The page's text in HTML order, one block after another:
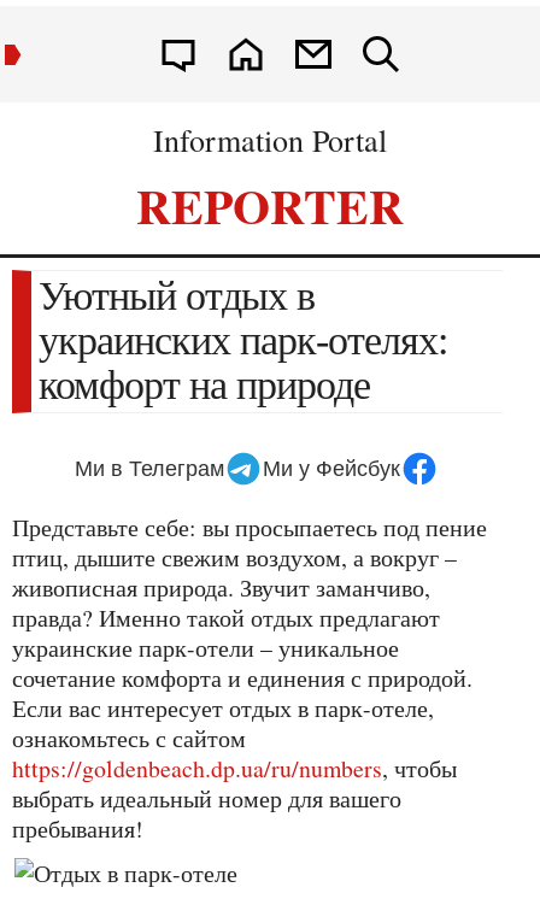
Information Portal
REPORTER
Уютный отдых в
украинских парк-отелях:
комфорт на природе
Ми в Телеграм Ми у Фейсбук
Представьте себе: вы просыпаетесь под пение
птиц, дышите свежим воздухом, а вокруг –
живописная природа. Звучит заманчиво,
правда? Именно такой отдых предлагают
украинские парк-отели – уникальное
сочетание комфорта и единения с природой.
Если вас интересует отдых в парк-отеле,
ознакомьтесь с сайтом
https://goldenbeach.dp.ua/ru/numbers, чтобы
выбрать идеальный номер для вашего
пребывания!